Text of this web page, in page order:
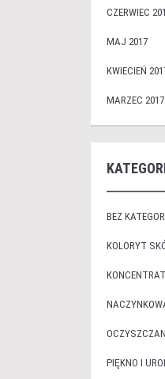
CZERWIEC
MAJ 2017
KWIECIEŃ
MARZEC 2017
BEZ
KOLORYT
PIĘKNO I